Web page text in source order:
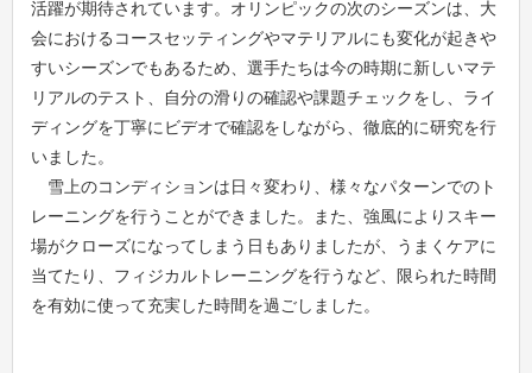
活躍が期待されています。オリンピックの次のシーズンは、大
会におけるコースセッティングやマテリアルにも変化が起きや
すいシーズンでもあるため、選手たちは今の時期に新しいマテ
リアルのテスト、自分の滑りの確認や課題チェックをし、ライ
ディングを丁寧にビデオで確認をしながら、徹底的に研究を行
いました。
雪上のコンディションは日々変わり、様々なパターンでのト
レーニングを行うことができました。また、強風によりスキー
場がクローズになってしまう日もありましたが、うまくケアに
当てたり、フィジカルトレーニングを行うなど、限られた時間
を有効に使って充実した時間を過ごしました。